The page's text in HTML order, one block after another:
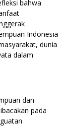
bahwa
Indonesia
dunia
dalam
dan
pada